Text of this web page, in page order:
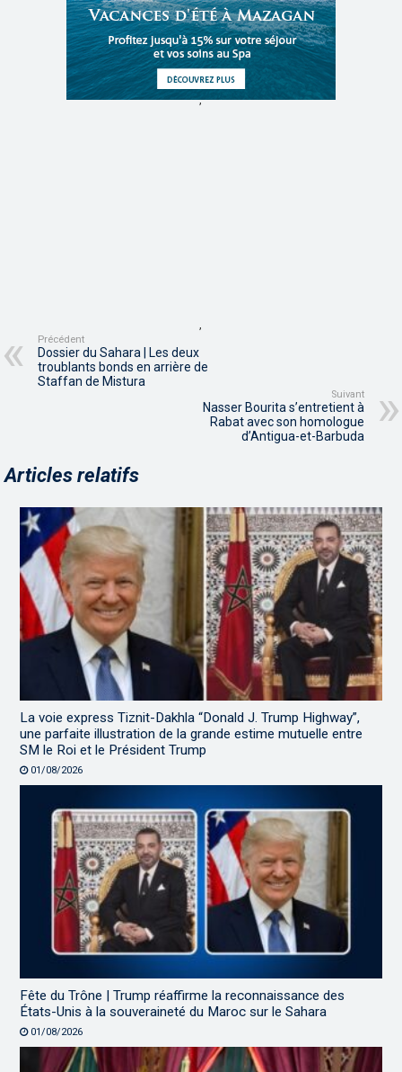
,
,
Précédent
Dossier du Sahara | Les deux
troublants bonds en arrière de
Staffan de Mistura
Suivant
Nasser Bourita s’entretient à
Rabat avec son homologue
d’Antigua-et-Barbuda
Articles relatifs
La voie express Tiznit-Dakhla “Donald J. Trump Highway”,
une parfaite illustration de la grande estime mutuelle entre
SM le Roi et le Président Trump
01/08/2026
Fête du Trône | Trump réaffirme la reconnaissance des
États-Unis à la souveraineté du Maroc sur le Sahara
01/08/2026